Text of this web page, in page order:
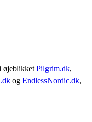
øjeblikket Pilgrim.dk,
og EndlessNordic.dk,